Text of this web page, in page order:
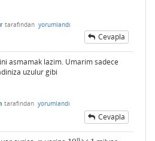
tarafından yorumlandı
Cevapla
asmamak lazim. Umarim sadece
uzulur gibi
tarafından yorumlandı
Cevapla
n